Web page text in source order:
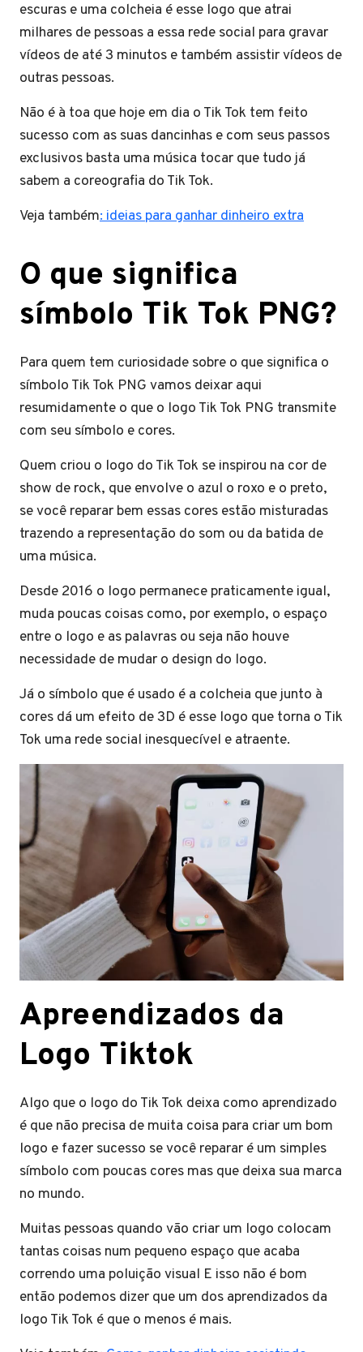
escuras e uma colcheia é esse logo que atrai
milhares de pessoas a essa rede social para gravar
vídeos de até 3 minutos e também assistir vídeos de
outras pessoas.
Não é à toa que hoje em dia o Tik Tok tem feito
sucesso com as suas dancinhas e com seus passos
exclusivos basta uma música tocar que tudo já
sabem a coreografia do Tik Tok.
Veja também: ideias para ganhar dinheiro extra
O que significa
símbolo Tik Tok PNG?
Para quem tem curiosidade sobre o que significa o
símbolo Tik Tok PNG vamos deixar aqui
resumidamente o que o logo Tik Tok PNG transmite
com seu símbolo e cores.
Quem criou o logo do Tik Tok se inspirou na cor de
show de rock, que envolve o azul o roxo e o preto,
se você reparar bem essas cores estão misturadas
trazendo a representação do som ou da batida de
uma música.
Desde 2016 o logo permanece praticamente igual,
muda poucas coisas como, por exemplo, o espaço
entre o logo e as palavras ou seja não houve
necessidade de mudar o design do logo.
Já o símbolo que é usado é a colcheia que junto à
cores dá um efeito de 3D é esse logo que torna o Tik
Tok uma rede social inesquecível e atraente.
Apreendizados da
Logo Tiktok
Algo que o logo do Tik Tok deixa como aprendizado
é que não precisa de muita coisa para criar um bom
logo e fazer sucesso se você reparar é um simples
símbolo com poucas cores mas que deixa sua marca
no mundo.
Muitas pessoas quando vão criar um logo colocam
tantas coisas num pequeno espaço que acaba
correndo uma poluição visual E isso não é bom
então podemos dizer que um dos aprendizados da
logo Tik Tok é que o menos é mais.